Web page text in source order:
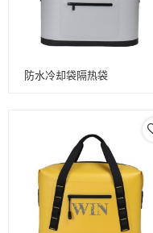
防水冷却袋隔热袋